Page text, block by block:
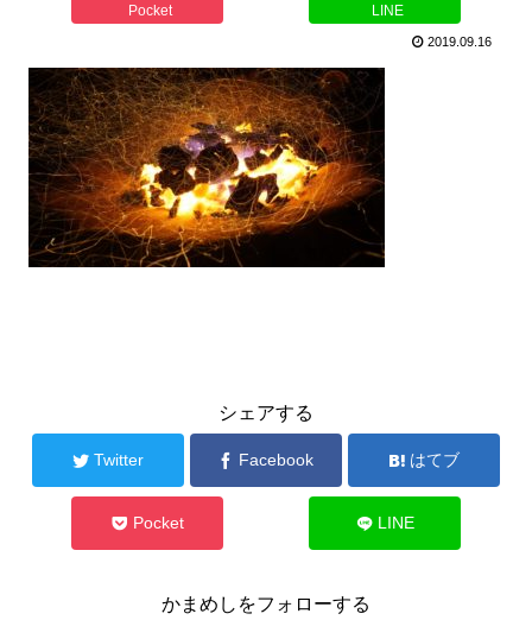
Pocket LINE
2019.09.16
シェアする
Twitter Facebook はてブ
Pocket LINE
かまめしをフォローする